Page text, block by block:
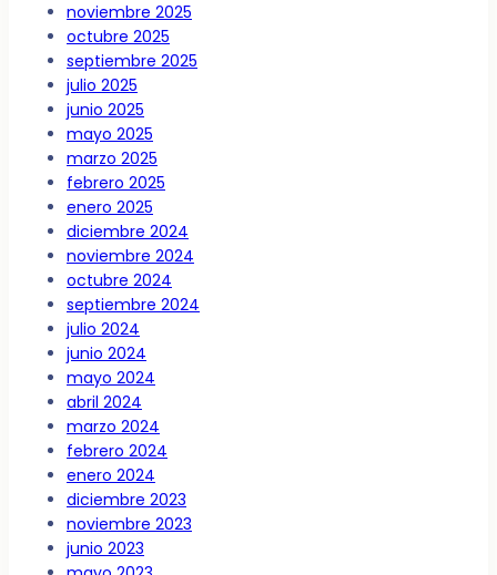
noviembre 2025
octubre 2025
septiembre 2025
julio 2025
junio 2025
mayo 2025
marzo 2025
febrero 2025
enero 2025
diciembre 2024
noviembre 2024
octubre 2024
septiembre 2024
julio 2024
junio 2024
mayo 2024
abril 2024
marzo 2024
febrero 2024
enero 2024
diciembre 2023
noviembre 2023
junio 2023